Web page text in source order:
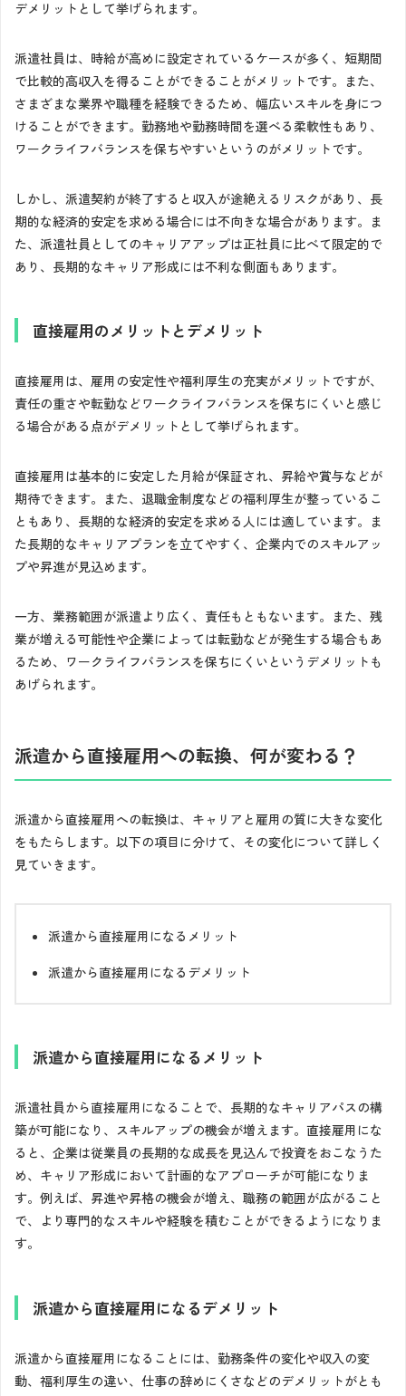
デメリットとして挙げられます。
派遣社員は、時給が高めに設定されているケースが多く、短期間
で比較的高収入を得ることができることがメリットです。また、
さまざまな業界や職種を経験できるため、幅広いスキルを身につ
けることができます。勤務地や勤務時間を選べる柔軟性もあり、
ワークライフバランスを保ちやすいというのがメリットです。
しかし、派遣契約が終了すると収入が途絶えるリスクがあり、長
期的な経済的安定を求める場合には不向きな場合があります。ま
た、派遣社員としてのキャリアアップは正社員に比べて限定的で
あり、長期的なキャリア形成には不利な側面もあります。
直接雇用のメリットとデメリット
直接雇用は、雇用の安定性や福利厚生の充実がメリットですが、
責任の重さや転勤などワークライフバランスを保ちにくいと感じ
る場合がある点がデメリットとして挙げられます。
直接雇用は基本的に安定した月給が保証され、昇給や賞与などが
期待できます。また、退職金制度などの福利厚生が整っているこ
ともあり、長期的な経済的安定を求める人には適しています。ま
た長期的なキャリアプランを立てやすく、企業内でのスキルアッ
プや昇進が見込めます。
一方、業務範囲が派遣より広く、責任もともないます。また、残
業が増える可能性や企業によっては転勤などが発生する場合もあ
るため、ワークライフバランスを保ちにくいというデメリットも
あげられます。
派遣から直接雇用への転換、何が変わる？
派遣から直接雇用への転換は、キャリアと雇用の質に大きな変化
をもたらします。以下の項目に分けて、その変化について詳しく
見ていきます。
派遣から直接雇用になるメリット
派遣から直接雇用になるデメリット
派遣から直接雇用になるメリット
派遣社員から直接雇用になることで、長期的なキャリアパスの構
築が可能になり、スキルアップの機会が増えます。直接雇用にな
ると、企業は従業員の長期的な成長を見込んで投資をおこなうた
め、キャリア形成において計画的なアプローチが可能になりま
す。例えば、昇進や昇格の機会が増え、職務の範囲が広がること
で、より専門的なスキルや経験を積むことができるようになりま
す。
派遣から直接雇用になるデメリット
派遣から直接雇用になることには、勤務条件の変化や収入の変
動、福利厚生の違い、仕事の辞めにくさなどのデメリットがとも